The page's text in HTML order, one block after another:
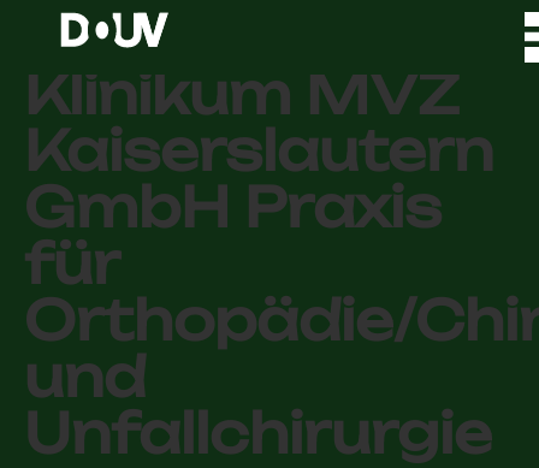
Westpfalz-
Klinikum MVZ
Kaiserslautern
GmbH Praxis
für
Orthopädie/
und
Unfallchirurgie